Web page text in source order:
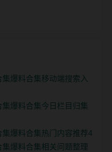
爆料合集移动端搜索入
爆料合集今日栏目归集
爆料合集热门内容推荐4
爆料合集相关问题整理